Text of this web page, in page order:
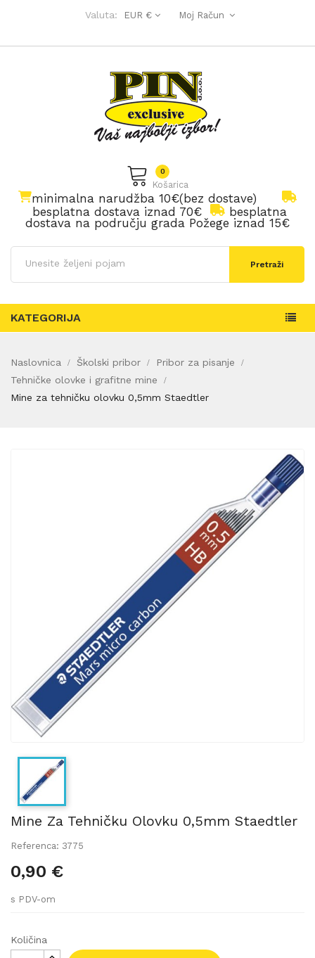
Valuta: EUR € Moj Račun
Košarica
0
minimalna narudžba 10€(bez dostave)
besplatna dostava iznad 70€
besplatna
dostava na području grada Požege iznad 15€
Pretraži
KATEGORIJA
Naslovnica Školski pribor
Pribor za pisanje
Tehničke olovke i grafitne mine
Mine za tehničku olovku 0,5mm Staedtler
Mine Za Tehničku Olovku 0,5mm Staedtler
Referenca: 3775
0,90 €
s PDV-om
Količina